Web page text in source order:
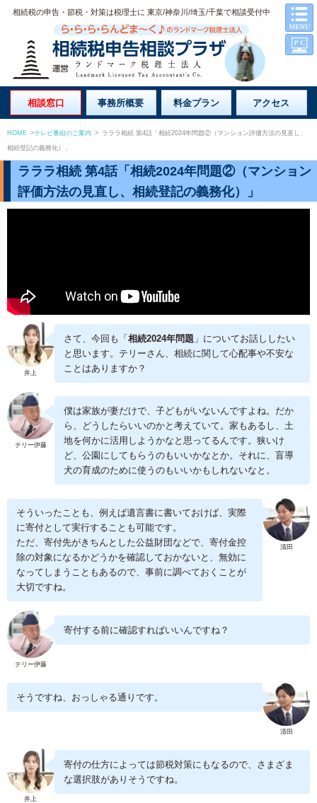
相続税の申告・節税・対策は税理士に 東京/神奈川/埼玉/千葉で相談受付中
相談窓口 事務所概要 料金プラン アクセス
HOME >テレビ番組のご案内 > ラララ相続 第4話「相続2024年問題②（マンション評価方法の見直し、
相続登記の義務化）」
ラララ相続 第4話「相続2024年問題②（マンション
評価方法の見直し、相続登記の義務化）」
井上
さて、今回も「相続2024年問題 」についてお話ししたい
と思います。テリーさん、相続に関して心配事や不安な
ことはありますか？
テリー伊藤
僕は家族が妻だけで、子どもがいないんですよね。だか
ら、どうしたらいいのかと考えていて。家もあるし、土
地を何かに活用しようかなと思ってるんです。狭いけ
ど、公園にしてもらうのもいいかなとか。それに、盲導
犬の育成のために使うのもいいかもしれないなと。
清田
そういったことも、例えば遺言書に書いておけば、実際
に寄付として実行することも可能です。
ただ、寄付先がきちんとした公益財団などで、寄付金控
除の対象になるかどうかを確認しておかないと、無効に
なってしまうこともあるので、事前に調べておくことが
大切ですね。
テリー伊藤
寄付する前に確認すればいいんですね？
清田
そうですね、おっしゃる通りです。
井上
寄付の仕方によっては節税対策にもなるので、さまざま
な選択肢がありそうですね。